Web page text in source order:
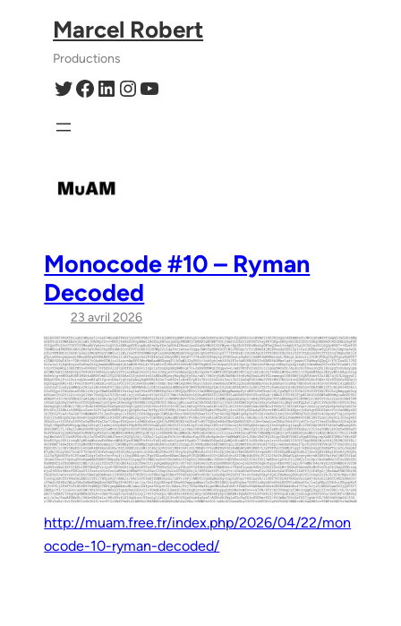
Marcel Robert
Productions
Twitter Facebook LinkedIn Instagram YouTube
Monocode #10 – Ryman
Decoded
23 avril 2026
http://muam.free.fr/index.php/2026/04/22/mon
ocode-10-ryman-decoded/